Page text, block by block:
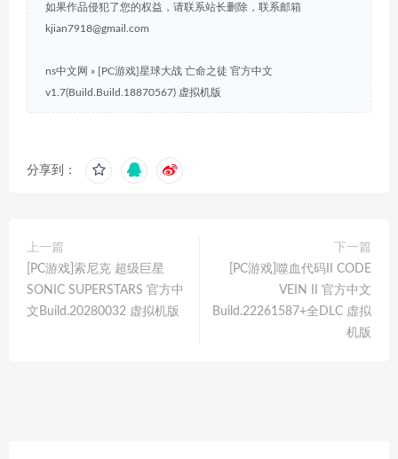
如果作品侵犯了您的权益，请联系站长删除，联系邮箱
kjian7918@gmail.com
ns中文网 » [PC游戏]星球大战 亡命之徒 官方中文
v1.7(Build.Build.18870567) 虚拟机版
分享到：
上一篇
[PC游戏]索尼克 超级巨星
SONIC SUPERSTARS 官方中
文Build.20280032 虚拟机版
下一篇
[PC游戏]噬血代码II CODE
VEIN II 官方中文
Build.22261587+全DLC 虚拟
机版